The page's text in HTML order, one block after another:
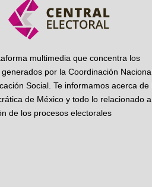
multimedia que concentra los
por la Coordinación
Social. Te informamos acerca de
de México y todo lo relacionado
de los procesos electorales